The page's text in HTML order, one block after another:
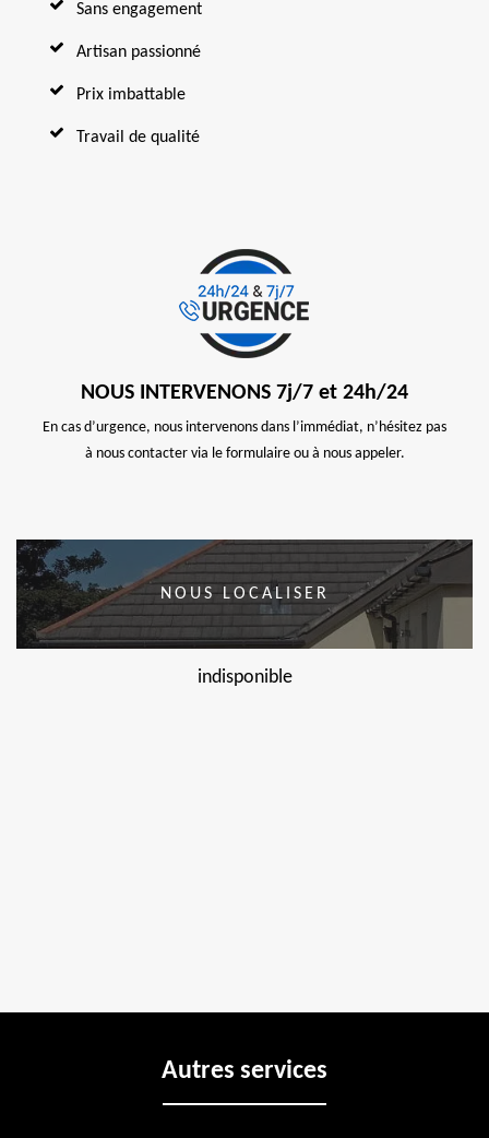
Sans engagement
Artisan passionné
Prix imbattable
Travail de qualité
NOUS INTERVENONS 7j/7 et 24h/24
En cas d’urgence, nous intervenons dans l’immédiat, n’hésitez pas
à nous contacter via le formulaire ou à nous appeler.
NOUS LOCALISER
indisponible
Autres services